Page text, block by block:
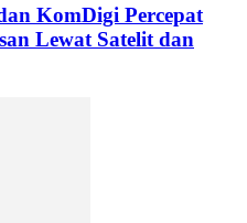
KomDigi Percepat
Lewat Satelit dan